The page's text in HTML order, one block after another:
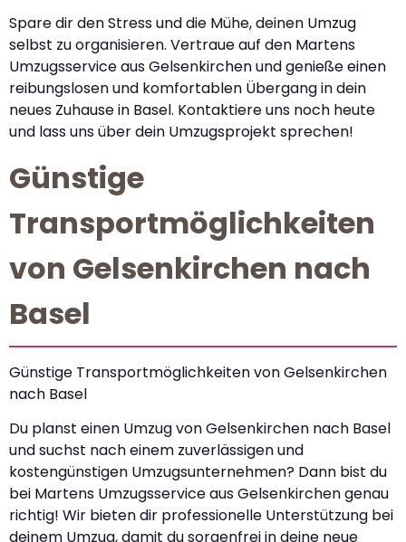
Spare dir den Stress und die Mühe, deinen Umzug
selbst zu organisieren. Vertraue auf den Martens
Umzugsservice aus Gelsenkirchen und genieße einen
reibungslosen und komfortablen Übergang in dein
neues Zuhause in Basel. Kontaktiere uns noch heute
und lass uns über dein Umzugsprojekt sprechen!
Günstige
Transportmöglichkeiten
von Gelsenkirchen nach
Basel
Günstige Transportmöglichkeiten von Gelsenkirchen
nach Basel
Du planst einen Umzug von Gelsenkirchen nach Basel
und suchst nach einem zuverlässigen und
kostengünstigen Umzugsunternehmen? Dann bist du
bei Martens Umzugsservice aus Gelsenkirchen genau
richtig! Wir bieten dir professionelle Unterstützung bei
deinem Umzug, damit du sorgenfrei in deine neue